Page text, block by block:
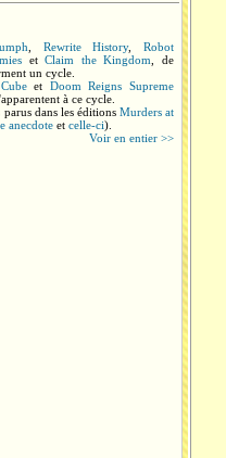
Rewrite History,Robot
etClaim the Kingdom
, de
un cycle.
et Doom Reigns Supreme
à ce cycle.
dans les éditions Murders at
anecdote et celle-ci).
Voir en entier >>